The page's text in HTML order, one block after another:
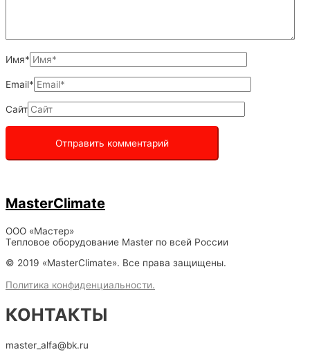
Имя*
Email*
Сайт
MasterClimate
ООО «Мастер»
Тепловое оборудование Master по всей России
© 2019 «MasterClimate». Все права защищены.
Политика конфиденциальности.
КОНТАКТЫ
master_alfa@bk.ru